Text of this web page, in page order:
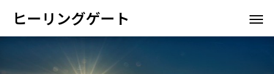
ヒーリングゲート